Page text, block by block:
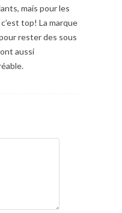
mais pour les
top! La marque
rester des sous
aussi